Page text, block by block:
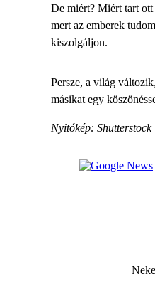
De miért? Miért tart
mert az emberek
kiszolgáljon.
Persze, a világ
másikat egy
Nyitókép: Shutterstock